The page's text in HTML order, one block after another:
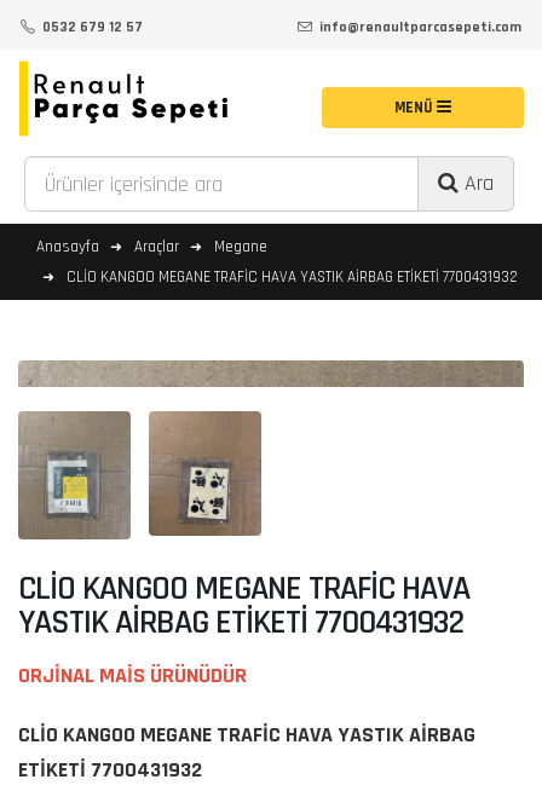
0532 679 12 57 info@renaultparcasepeti.com
Ara
Anasayfa Araçlar
Megane
CLİO KANGOO MEGANE TRAFİC HAVA YASTIK AİRBAG ETİKETİ 7700431932
CLİO KANGOO MEGANE TRAFİC HAVA
YASTIK AİRBAG ETİKETİ 7700431932
ORJİNAL MAİS ÜRÜNÜDÜR
CLİO KANGOO MEGANE TRAFİC HAVA YASTIK AİRBAG
ETİKETİ 7700431932